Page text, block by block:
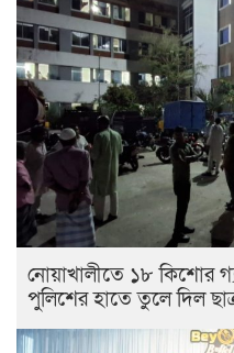
নোয়াখালীতে ১৮ কিশোর
পুলিশের হাতে তুলে দিল